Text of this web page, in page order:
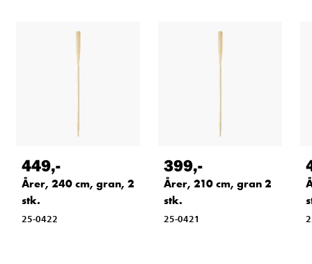
449,-
Årer, 240 cm, gran, 2
stk.
25-0422
399,-
Årer, 210 cm, gran 2
stk.
25-0421